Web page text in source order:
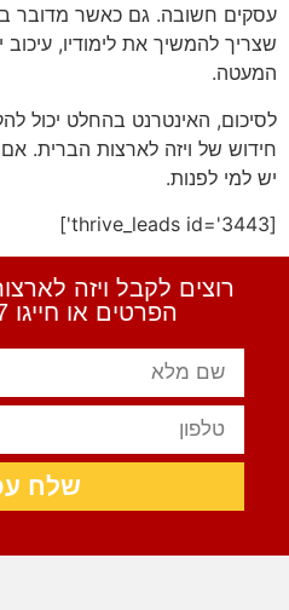
עסקים חשובה. גם כאשר מדובר
שצריך להמשיך את לימודיו, עיכוב
המעטה.
לסיכום, האינטרנט בהחלט יכול
חידוש של ויזה לארצות הברית.
יש למי לפנות.
[thrive_leads id='3443']
רוצים לקבל ויזה
הפרטים או חייגו 1700-7070-57
שלח